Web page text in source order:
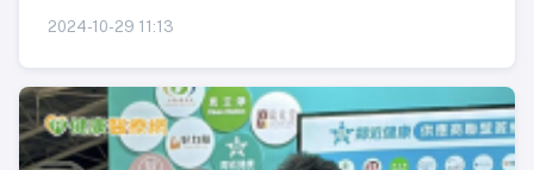
2024-10-29 11:13